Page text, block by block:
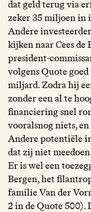
dat geld terug via
zeker 35 miljoen
Andere
kijken naar Cees de
president-
volgens Quote
miljard. Zodra hij
zonder een al te
financiering snel
vooralsnog niets,
Andere potentiële
dat zij niet
Er is wel een
Bergen, het
familie Van der
2 in de Quote 500).